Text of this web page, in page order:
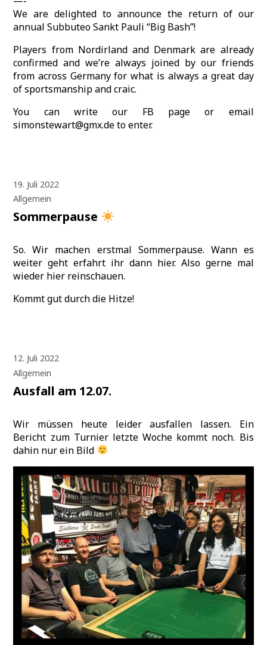
We are delighted to announce the return of our
annual Subbuteo Sankt Pauli “Big Bash”!
Players from Nordirland and Denmark are already
confirmed and we’re always joined by our friends
from across Germany for what is always a great day
of sportsmanship and craic.
You can write our FB page or email
simonstewart@gmx.de to enter.
19. Juli 2022
Allgemein
Sommerpause
So. Wir machen erstmal Sommerpause. Wann es
weiter geht erfahrt ihr dann hier. Also gerne mal
wieder hier reinschauen.
Kommt gut durch die Hitze!
12. Juli 2022
Allgemein
Ausfall am 12.07.
Wir müssen heute leider ausfallen lassen. Ein
Bericht zum Turnier letzte Woche kommt noch. Bis
dahin nur ein Bild